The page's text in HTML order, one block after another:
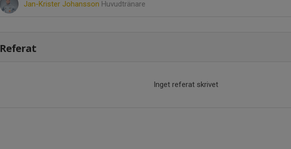
Jan-Krister Johansson Huvudtränare
Referat
Inget referat skrivet